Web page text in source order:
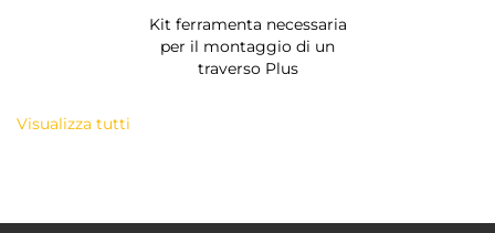
Kit ferramenta necessaria
per il montaggio di un
traverso Plus
Visualizza tutti